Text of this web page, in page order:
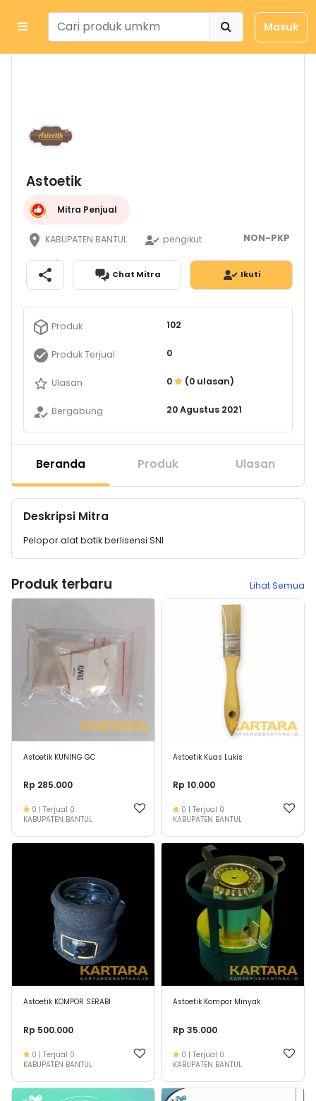
Masuk
Astoetik
Mitra Penjual
KABUPATEN BANTUL pengikut NON-PKP
Chat Mitra Ikuti
Produk 102
Produk Terjual 0
Ulasan 0 (0 ulasan)
Bergabung 20 Agustus 2021
Beranda Produk Ulasan
Deskripsi Mitra
Pelopor alat batik berlisensi SNI
Produk terbaru Lihat Semua
Astoetik KUNING GC
Rp 285.000
0 | Terjual 0
KABUPATEN BANTUL
Astoetik Kuas Lukis
Rp 10.000
0 | Terjual 0
KABUPATEN BANTUL
Astoetik KOMPOR SERABI
Rp 500.000
0 | Terjual 0
KABUPATEN BANTUL
Astoetik Kompor Minyak
Rp 35.000
0 | Terjual 0
KABUPATEN BANTUL